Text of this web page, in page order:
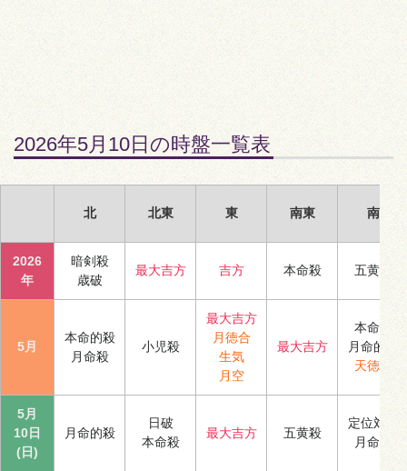
2026年5月10日の時盤一覧表
北 北東 東 南東 南
2026
年
暗剣殺
歳破
最大吉方 吉方 本命殺 五黄殺
5月
本命的殺
月命殺
小児殺
最大吉方
月徳合
生気
月空
最大吉方
本命殺
月命的殺
天徳合
5月
10日
(日)
月命的殺
日破
本命殺
最大吉方 五黄殺
定位対冲
月命殺